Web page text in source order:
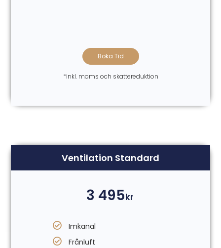
Boka Tid
*inkl. moms och skattereduktion
Ventilation Standard
3 495kr
Imkanal
Frånluft